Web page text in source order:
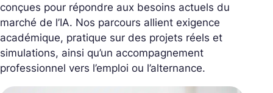
conçues pour répondre aux besoins actuels du
marché de l’IA. Nos parcours allient exigence
académique, pratique sur des projets réels et
simulations, ainsi qu’un accompagnement
professionnel vers l’emploi ou l’alternance.